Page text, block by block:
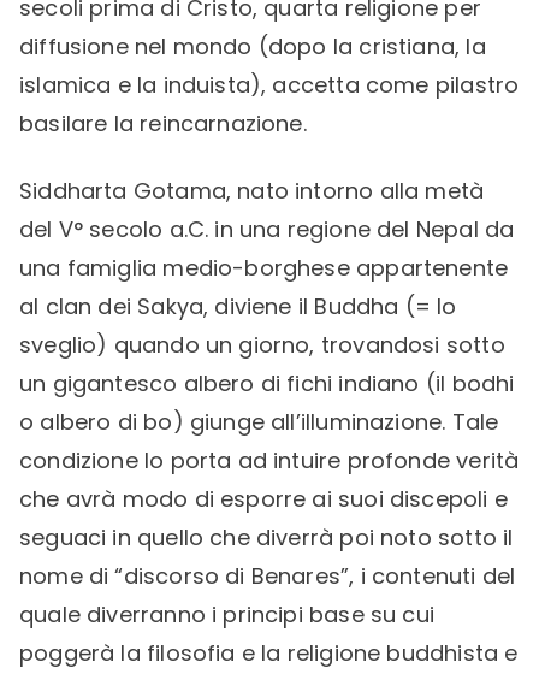
secoli prima di Cristo, quarta religione per
diffusione nel mondo (dopo la cristiana, la
islamica e la induista), accetta come pilastro
basilare la reincarnazione.
Siddharta Gotama, nato intorno alla metà
del V° secolo a.C. in una regione del Nepal da
una famiglia medio-borghese appartenente
al clan dei Sakya, diviene il Buddha (= lo
sveglio) quando un giorno, trovandosi sotto
un gigantesco albero di fichi indiano (il bodhi
o albero di bo) giunge all’illuminazione. Tale
condizione lo porta ad intuire profonde verità
che avrà modo di esporre ai suoi discepoli e
seguaci in quello che diverrà poi noto sotto il
nome di “discorso di Benares”, i contenuti del
quale diverranno i principi base su cui
poggerà la filosofia e la religione buddhista e